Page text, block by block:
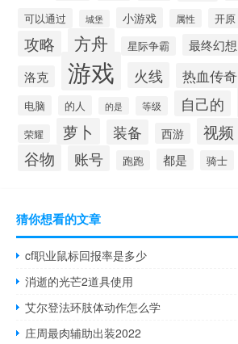
可以通过
城堡 小游戏 属性 开原
攻略
方舟 星际争霸 最终幻想
洛克 游戏 火线 热血传奇
电脑 的人 的是 等级 自己的
荣耀 萝卜 装备 西游 视频
谷物 账号 跑跑 都是 骑士
猜你想看的文章
cf职业鼠标回报率是多少
消逝的光芒2道具使用
艾尔登法环肢体动作怎么学
庄周最肉辅助出装2022